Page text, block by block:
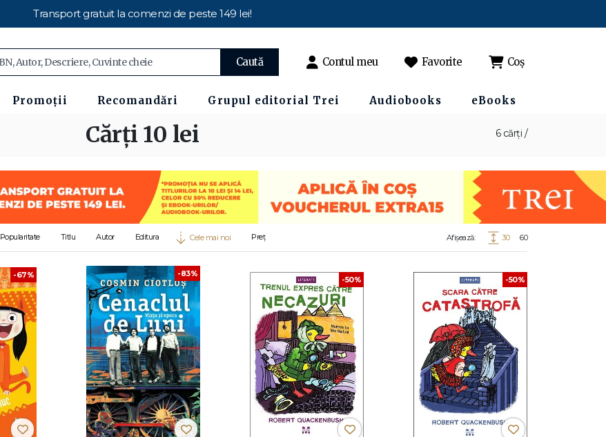
Transport gratuit la comenzi de peste 149 lei!
Caută Contul meu Favorite Coș
Promoții Recomandări Grupul editorial Trei Audiobooks eBooks
6 cărți /
Cărți 10 lei
Popularitate Titlu Autor Editura Cele mai noi Preț Afișează: 30 60
-67% -83%
-50% -50%